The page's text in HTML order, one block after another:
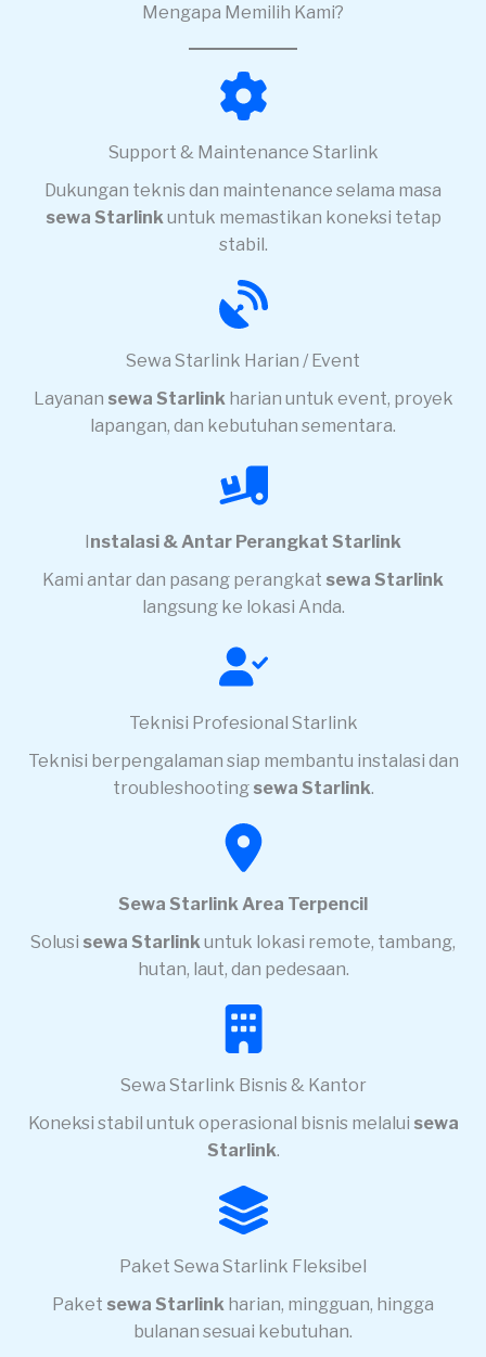
Mengapa Memilih Kami?
Support & Maintenance Starlink
Dukungan teknis dan maintenance selama masa
sewa Starlinkuntuk memastikan koneksi tetap
stabil.
Sewa Starlink Harian / Event
Layanan sewa Starlinkharian untuk event, proyek
lapangan, dan kebutuhan sementara.
Instalasi & Antar Perangkat Starlink
Kami antar dan pasang perangkat sewa Starlink
langsung ke lokasi Anda.
Teknisi Profesional Starlink
Teknisi berpengalaman siap membantu instalasi dan
troubleshooting sewa Starlink.
Sewa Starlink Area Terpencil
Solusi sewa Starlinkuntuk lokasi remote, tambang,
hutan, laut, dan pedesaan.
Sewa Starlink Bisnis & Kantor
Koneksi stabil untuk operasional bisnis melalui sewa
Starlink.
Paket Sewa Starlink Fleksibel
Paket sewa Starlink harian, mingguan, hingga
bulanan sesuai kebutuhan.